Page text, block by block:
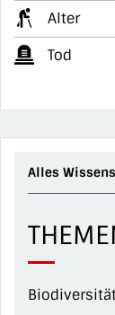
Alter
Tod
Alles